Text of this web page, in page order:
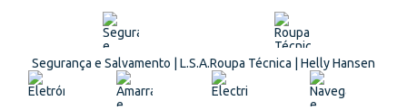
Segurança e Salvamento | L.S.A.Roupa Técnica | Helly Hansen